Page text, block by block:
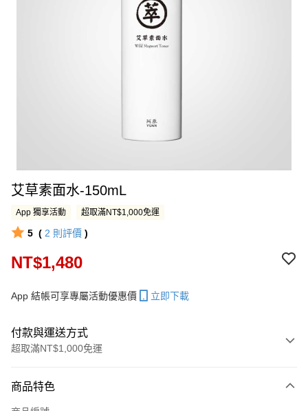
艾草素面水-150mL
App 獨享活動 超取滿NT$1,000免運
5 ( 2 則評價 )
NT$1,480
App 結帳可享專屬活動優惠價 立即下載
付款與運送方式
超取滿NT$1,000免運
信用卡一次付款
商品特色